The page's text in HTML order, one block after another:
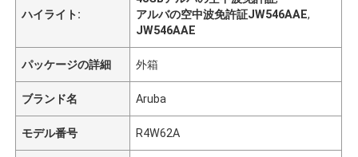
ハイライト:
アルバの空中波免許証JW546AAE,
JW546AAE
パッケージの詳細 外箱
ブランド名 Aruba
モデル番号 R4W62A